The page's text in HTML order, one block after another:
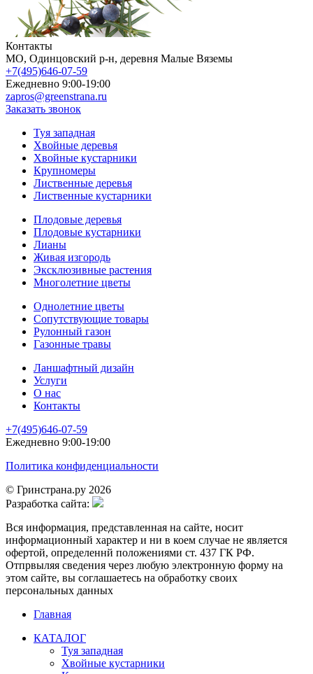
Контакты
МO, Одинцовский р-н, деревня Малые Вяземы
+7(495)646-07-59
Ежедневно 9:00-19:00
zapros@greenstrana.ru
Заказать звонок
Туя западная
Хвойные деревья
Хвойные кустарники
Крупномеры
Лиственные деревья
Лиственные кустарники
Плодовые деревья
Плодовые кустарники
Лианы
Живая изгородь
Эксклюзивные растения
Многолетние цветы
Однолетние цветы
Сопутствующие товары
Рулонный газон
Газонные травы
Ланшафтный дизайн
Услуги
О нас
Контакты
+7(495)646-07-59
Ежедневно 9:00-19:00
Политика конфиденциальности
© Гринстрана.ру 2026
Разработка сайта:
Вся информация, представленная на сайте, носит
информационный характер и ни в коем случае не является
офертой, определеннй положениями ст. 437 ГК РФ.
Отпрвыляя сведения через любую электронную форму на
этом сайте, вы соглашаетесь на обработку своих
персональных данных
Главная
КАТАЛОГ
Туя западная
Хвойные кустарники